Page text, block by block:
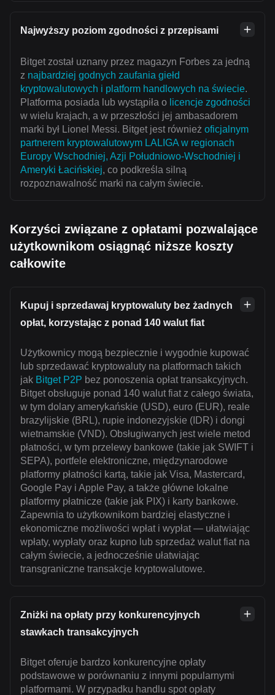
Najwyższy poziom zgodności z przepisami
Bitget został uznany przez magazyn Forbes za jedną
z najbardziej godnych zaufania giełd
kryptowalutowych i platform handlowych na świecie.
Platforma posiada lub wystąpiła o licencje zgodności
w wielu krajach, a w przeszłości jej ambasadorem
marki był Lionel Messi. Bitget jest również oficjalnym
partnerem kryptowalutowym LALIGA w regionach
Europy Wschodniej, Azji Południowo-Wschodniej i
Ameryki Łacińskiej, co podkreśla silną
rozpoznawalność marki na całym świecie.
Korzyści związane z opłatami pozwalające
użytkownikom osiągnąć niższe koszty
całkowite
Kupuj i sprzedawaj kryptowaluty bez żadnych
opłat, korzystając z ponad 140 walut fiat
Użytkownicy mogą bezpiecznie i wygodnie kupować
lub sprzedawać kryptowaluty na platformach takich
jak Bitget P2P bez ponoszenia opłat transakcyjnych.
Bitget obsługuje ponad 140 walut fiat z całego świata,
w tym dolary amerykańskie (USD), euro (EUR), reale
brazylijskie (BRL), rupie indonezyjskie (IDR) i dongi
wietnamskie (VND). Obsługiwanych jest wiele metod
płatności, w tym przelewy bankowe (takie jak SWIFT i
SEPA), portfele elektroniczne, międzynarodowe
platformy płatności kartą, takie jak Visa, Mastercard,
Google Pay i Apple Pay, a także główne lokalne
platformy płatnicze (takie jak PIX) i karty bankowe.
Zapewnia to użytkownikom bardziej elastyczne i
ekonomiczne możliwości wpłat i wypłat — ułatwiając
wpłaty, wypłaty oraz kupno lub sprzedaż walut fiat na
całym świecie, a jednocześnie ułatwiając
transgraniczne transakcje kryptowalutowe.
Zniżki na opłaty przy konkurencyjnych
stawkach transakcyjnych
Bitget oferuje bardzo konkurencyjne opłaty
podstawowe w porównaniu z innymi popularnymi
platformami. W przypadku handlu spot opłaty